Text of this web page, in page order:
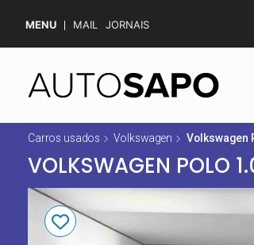
MENU MAIL JORNAIS
Carros usados Volkswagen Volkswagen
VOLKSWAGEN POLO